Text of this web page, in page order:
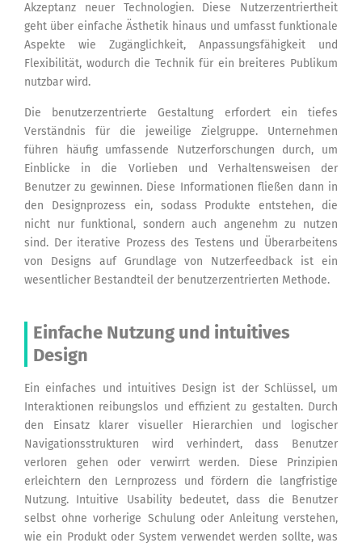
Akzeptanz neuer Technologien. Diese Nutzerzentriertheit
geht über einfache Ästhetik hinaus und umfasst funktionale
Aspekte wie Zugänglichkeit, Anpassungsfähigkeit und
Flexibilität, wodurch die Technik für ein breiteres Publikum
nutzbar wird.
Die benutzerzentrierte Gestaltung erfordert ein tiefes
Verständnis für die jeweilige Zielgruppe. Unternehmen
führen häufig umfassende Nutzerforschungen durch, um
Einblicke in die Vorlieben und Verhaltensweisen der
Benutzer zu gewinnen. Diese Informationen fließen dann in
den Designprozess ein, sodass Produkte entstehen, die
nicht nur funktional, sondern auch angenehm zu nutzen
sind. Der iterative Prozess des Testens und Überarbeitens
von Designs auf Grundlage von Nutzerfeedback ist ein
wesentlicher Bestandteil der benutzerzentrierten Methode.
Einfache Nutzung und intuitives
Design
Ein einfaches und intuitives Design ist der Schlüssel, um
Interaktionen reibungslos und effizient zu gestalten. Durch
den Einsatz klarer visueller Hierarchien und logischer
Navigationsstrukturen wird verhindert, dass Benutzer
verloren gehen oder verwirrt werden. Diese Prinzipien
erleichtern den Lernprozess und fördern die langfristige
Nutzung. Intuitive Usability bedeutet, dass die Benutzer
selbst ohne vorherige Schulung oder Anleitung verstehen,
wie ein Produkt oder System verwendet werden sollte, was